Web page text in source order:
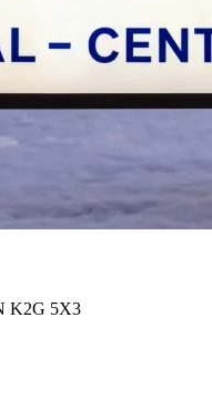
K2G 5X3